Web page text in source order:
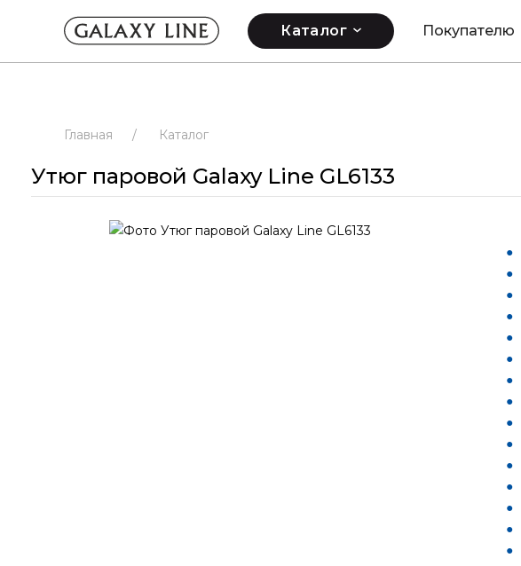
Каталог Покупателю
Главная / Каталог
Утюг паровой Galaxy Line GL6133